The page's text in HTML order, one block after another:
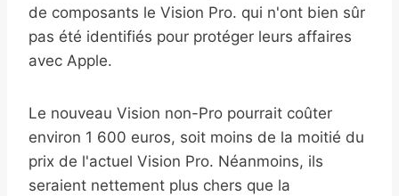
de composants le Vision Pro. qui n'ont bien sûr
pas été identifiés pour protéger leurs affaires
avec Apple.
Le nouveau Vision non-Pro pourrait coûter
environ 1 600 euros, soit moins de la moitié du
prix de l'actuel Vision Pro. Néanmoins, ils
seraient nettement plus chers que la